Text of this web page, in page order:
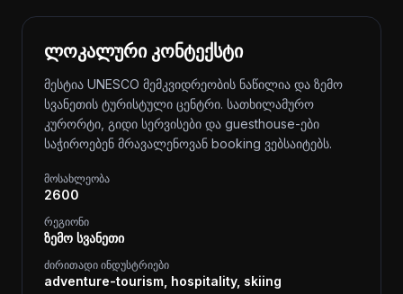
ლოკალური კონტექსტი
მესტია UNESCO მემკვიდრეობის ნაწილია და ზემო
სვანეთის ტურისტული ცენტრი. სათხილამურო
კურორტი, გიდი სერვისები და guesthouse-ები
საჭიროებენ მრავალენოვან booking ვებსაიტებს.
მოსახლეობა
2600
რეგიონი
ზემო სვანეთი
ძირითადი ინდუსტრიები
adventure-tourism, hospitality, skiing